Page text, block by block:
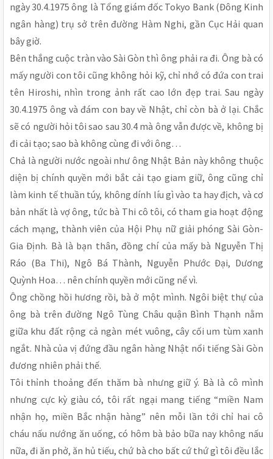
ngày 30.4.1975 ông là Tổng giám đốc Tokyo Bank (Đông Kinh
ngân hàng) trụ sở trên đường Hàm Nghi, gần Cục Hải quan
bây giờ.
Bên thắng cuộc tràn vào Sài Gòn thì ông phải ra đi. Ông bà có
mấy người con tôi cũng không hỏi kỹ, chỉ nhớ có đứa con trai
tên Hiroshi, nhìn trong ảnh rất cao lớn đẹp trai. Sau ngày
30.4.1975 ông và đám con bay về Nhật, chỉ còn bà ở lại. Chắc
sẽ có người hỏi tôi sao sau 30.4 mà ông vẫn được về, không bị
đi cải tạo; sao bà không cùng đi với ông…
Chả là người nước ngoài như ông Nhật Bản này không thuộc
diện bị chính quyền mới bắt cải tạo giam giữ, ông cũng chỉ
làm kinh tế thuần túy, không dính líu gì vào ta hay địch, và cơ
bản nhất là vợ ông, tức bà Thi cô tôi, có tham gia hoạt động
cách mạng, thành viên của Hội Phụ nữ giải phóng Sài Gòn-
Gia Định. Bà là bạn thân, đồng chí của mấy bà Nguyễn Thị
Ráo (Ba Thi), Ngô Bá Thành, Nguyễn Phước Đại, Dương
Quỳnh Hoa… nên chính quyền mới cũng nể vì.
Ông chồng hồi hương rồi, bà ở một mình. Ngôi biệt thự của
ông bà trên đường Ngô Tùng Châu quận Bình Thạnh nằm
giữa khu đất rộng cả ngàn mét vuông, cây cối um tùm xanh
ngắt. Nhà của vị đứng đầu ngân hàng Nhật nổi tiếng Sài Gòn
đương nhiên phải thế.
Tôi thỉnh thoảng đến thăm bà nhưng giữ ý. Bà là cô mình
nhưng cực kỳ giàu có, tôi rất ngại mang tiếng “miền Nam
nhận họ, miền Bắc nhận hàng” nên mỗi lần tới chỉ hai cô
cháu nấu nướng ăn uống, có hôm bà bảo bữa nay không nấu
nữa, đi ăn phở, ăn hủ tiếu, chứ bà cho bất cứ thứ gì tôi đều lắc